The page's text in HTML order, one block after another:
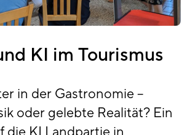
KI im Tourismus
in der Gastronomie –
oder gelebte Realität? Ein